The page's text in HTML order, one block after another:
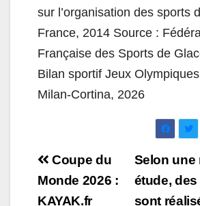
sur l’organisation des sports
France, 2014 Source :
Française des Sports de
Bilan sportif Jeux Olympiques
Milan-Cortina, 2026
Navigation
de
Selon une
étude,
sont
Coupe du
Monde 2026 :
KAYAK.fr